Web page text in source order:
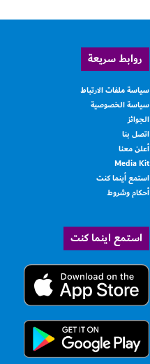
روابط سريعة
سياسة ملفات الارتباط
سياسة الخصوصية
الجوائز
اتصل بنا
أعلن معنا
Media Kit
استمع أينما كنت
أحكام وشروط
استمع اينما كنت